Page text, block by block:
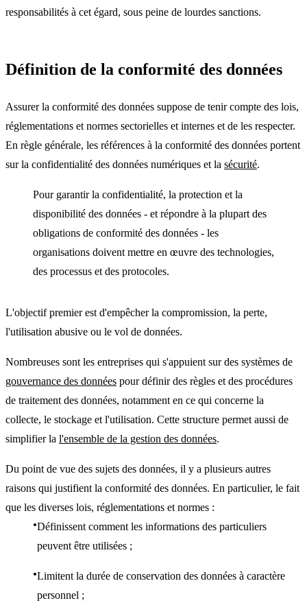
responsabilités à cet égard, sous peine de lourdes sanctions.
Définition de la conformité des données
Assurer la conformité des données suppose de tenir compte des lois,
réglementations et normes sectorielles et internes et de les respecter.
En règle générale, les références à la conformité des données portent
sur la confidentialité des données numériques et la sécurité.
Pour garantir la confidentialité, la protection et la
disponibilité des données - et répondre à la plupart des
obligations de conformité des données - les
organisations doivent mettre en œuvre des technologies,
des processus et des protocoles.
L'objectif premier est d'empêcher la compromission, la perte,
l'utilisation abusive ou le vol de données.
Nombreuses sont les entreprises qui s'appuient sur des systèmes de
gouvernance des données pour définir des règles et des procédures
de traitement des données, notamment en ce qui concerne la
collecte, le stockage et l'utilisation. Cette structure permet aussi de
simplifier la l'ensemble de la gestion des données.
Du point de vue des sujets des données, il y a plusieurs autres
raisons qui justifient la conformité des données. En particulier, le fait
que les diverses lois, réglementations et normes :
Définissent comment les informations des particuliers
peuvent être utilisées ;
Limitent la durée de conservation des données à caractère
personnel ;